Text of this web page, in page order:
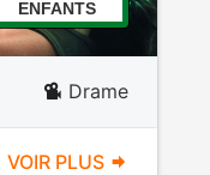
ENFANTS
Drame
VOIR PLUS